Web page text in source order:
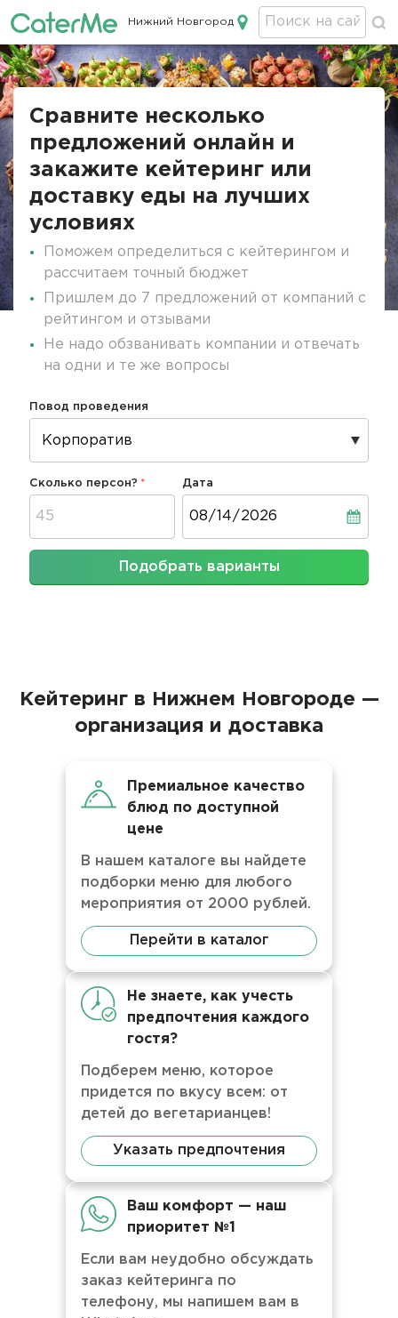
Кейтеринг в Нижнем Новгороде
Нижний Новгород
Сравните несколько
предложений онлайн и
закажите кейтеринг или
доставку еды на лучших
условиях
Поможем определиться с кейтерингом и
рассчитаем точный бюджет
Пришлем до 7 предложений от компаний с
рейтингом и отзывами
Не надо обзванивать компании и отвечать
на одни и те же вопросы
Повод проведения
Сколько персон? Дата
Подобрать варианты
Кейтеринг в Нижнем Новгороде —
организация и доставка
Премиальное качество
блюд по доступной
цене
В нашем каталоге вы найдете
подборки меню для любого
мероприятия от 2000 рублей.
Перейти в каталог
Не знаете, как учесть
предпочтения каждого
гостя?
Подберем меню, которое
придется по вкусу всем: от
детей до вегетарианцев!
Указать предпочтения
Ваш комфорт — наш
приоритет №1
Если вам неудобно обсуждать
заказ кейтеринга по
телефону, мы напишем вам в